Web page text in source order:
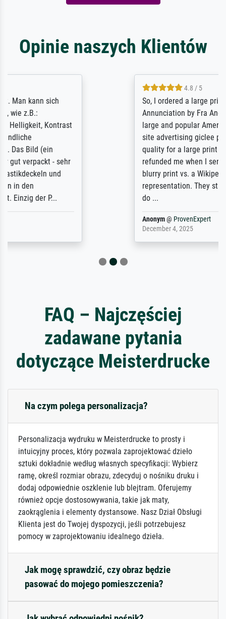
Opinie naszych Klientów
So, I ordered a large print of The
Annunciation by Fra Angelico from a very
large and popular American "art/poster"
site advertising giclee print quality. The
quality for a large print was atrocious. They
refunded me when I sent pictures of the
blurry print vs. a Wikipedia commons
representation. They stated they couldn't
do ...
FAQ – Najczęściej
zadawane pytania
dotyczące Meisterdrucke
Na czym polega personalizacja?
Personalizacja wydruku w Meisterdrucke to prosty i
intuicyjny proces, który pozwala zaprojektować dzieło
sztuki dokładnie według własnych specyfikacji: Wybierz
ramę, określ rozmiar obrazu, zdecyduj o nośniku druku i
dodaj odpowiednie oszklenie lub blejtram. Oferujemy
również opcje dostosowywania, takie jak maty,
zaokrąglenia i elementy dystansowe. Nasz Dział Obsługi
Klienta jest do Twojej dyspozycji, jeśli potrzebujesz
pomocy w zaprojektowaniu idealnego dzieła.
Jak mogę sprawdzić, czy obraz będzie
pasować do mojego pomieszczenia?